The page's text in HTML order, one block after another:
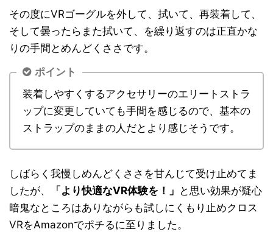
その度にVRゴーグルを外して、拭いて、再装着して、
そして曇ったらまた拭いて、を繰り返すのは正直かな
りの手間とめんどくささです。
ポイント
装着しやすくするアクセサリーのエリートストラ
ップに変更していても手間を感じるので、基本の
ストラップのままの人だとより感じそうです。
しばらく我慢しめんどくささを甘んじて受け止めてま
したが、
「より快適なVR体験を！」 と思い効果が疑心
暗鬼なところはありながらも試しにくもり止めクロス
VRをAmazonでポチるに至りました。